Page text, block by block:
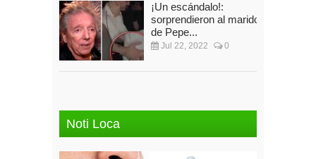
¡Un escándalo!:
sorprendieron al marido
de Pepe...
Jul 22, 2022 0
Noti Loca